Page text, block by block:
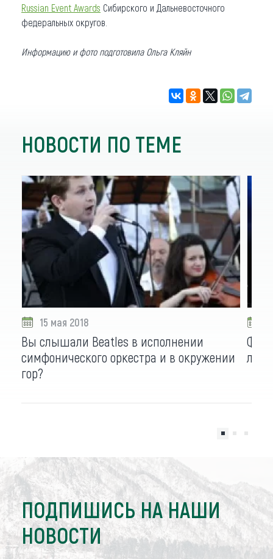
Russian Event Awards Сибирского и Дальневосточного
федеральных округов.
Информацию и фото подготовила Ольга Кляйн
НОВОСТИ ПО ТЕМЕ
15 мая 2018
Вы слышали Beatles в исполнении
симфонического оркестра и в окружении
гор?
ПОДПИШИСЬ НА НАШИ
НОВОСТИ